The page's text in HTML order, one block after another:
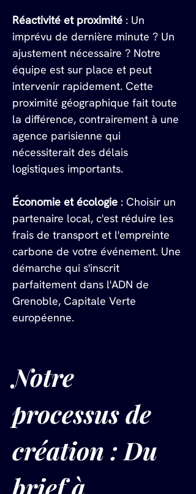
Réactivité et proximité : Un
imprévu de dernière minute ? Un
ajustement nécessaire ? Notre
équipe est sur place et peut
intervenir rapidement. Cette
proximité géographique fait toute
la différence, contrairement à une
agence parisienne qui
nécessiterait des délais
logistiques importants.
Économie et écologie : Choisir un
partenaire local, c'est réduire les
frais de transport et l'empreinte
carbone de votre événement. Une
démarche qui s'inscrit
parfaitement dans l'ADN de
Grenoble, Capitale Verte
européenne.
Notre
processus de
création : Du
brief à